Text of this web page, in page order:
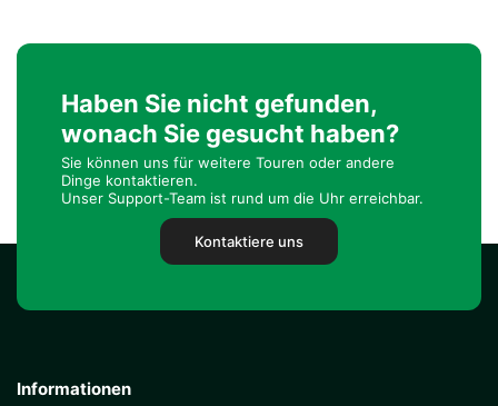
Haben Sie nicht gefunden,
wonach Sie gesucht haben?
Sie können uns für weitere Touren oder andere
Dinge kontaktieren.
Unser Support-Team ist rund um die Uhr erreichbar.
Kontaktiere uns
Informationen